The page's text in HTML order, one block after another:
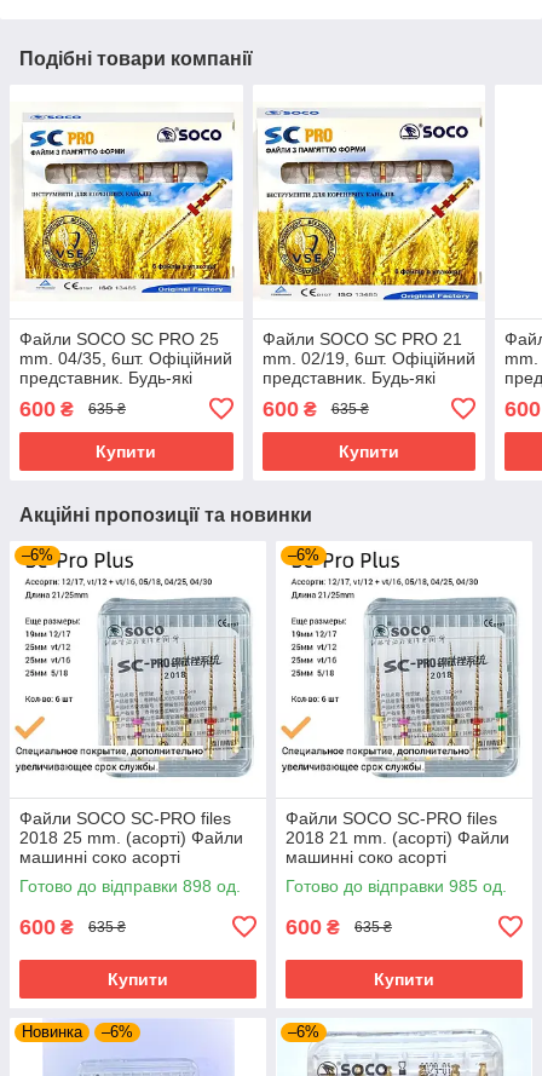
Подібні товари компанії
Файли SOCO SC PRO 25
mm. 04/35, 6шт. Офіційний
представник. Будь-які
наявності.
600 ₴ 635 ₴
Купити
Файли SOCO SC PRO 21
mm. 02/19, 6шт. Офіційний
представник. Будь-які
наявності.
600₴ 635 ₴
Купити
600
Акційні пропозиції та новинки
–6%
Файли SOCO SC-PRO files
2018 25 mm. (асорті) Файли
машинні соко асорті
Готово до відправки 898 од.
600 ₴ 635 ₴
Купити
–6%
Файли SOCO SC-PRO files
2018 21 mm. (асорті) Файли
машинні соко асорті
Готово до відправки 985 од.
600 ₴ 635 ₴
Купити
Новинка –6% –6%